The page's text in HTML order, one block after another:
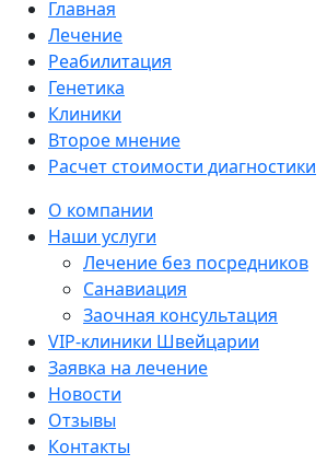
Main navigation
Главная
Лечение
Реабилитация
Генетика
Клиники
Второе мнение
Расчет стоимости диагностики
Sidebar
О компании
Наши услуги
Лечение без посредников
Санавиация
Заочная консультация
VIP-клиники Швейцарии
Заявка на лечение
Новости
Отзывы
Контакты